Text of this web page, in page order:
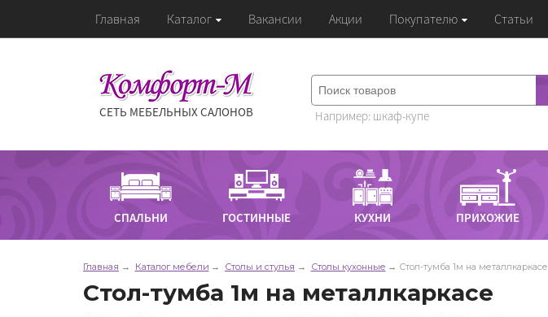
Главная Каталог Вакансии Акции Покупателю Статьи
СЕТЬ МЕБЕЛЬНЫХ САЛОНОВ Например: шкаф-купе
СПАЛЬНИ ГОСТИННЫЕ КУХНИ ПРИХОЖИЕ
Главная Каталог мебели Столы и стулья Столы кухонные Стол-тумба 1м на металлкаркасе
Стол-тумба 1м на металлкаркасе